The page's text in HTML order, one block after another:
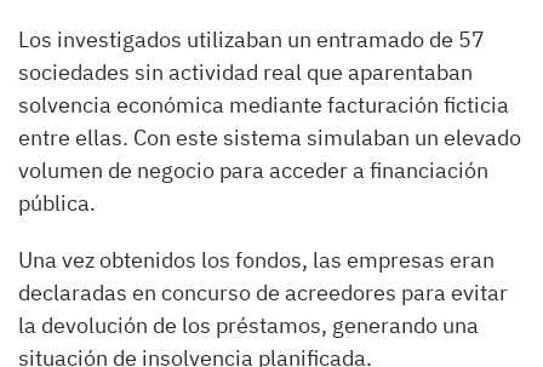
Los investigados utilizaban un entramado de 57
sociedades sin actividad real que aparentaban
solvencia económica mediante facturación ficticia
entre ellas. Con este sistema simulaban un elevado
volumen de negocio para acceder a financiación
pública.
Una vez obtenidos los fondos, las empresas eran
declaradas en concurso de acreedores para evitar
la devolución de los préstamos, generando una
situación de insolvencia planificada.